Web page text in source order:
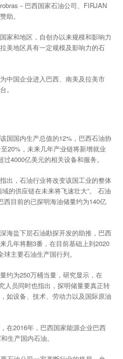
－巴西国家石油公司、FIRJAN
助。
家和地区，自创办以来规模和影响力
美地区具有一定规模及影响力的石
中国企业进入巴西、南美及拉美市
。
国国内生产总值的12%，巴西石油协
20%，未来几年产业链将新增就业
4000亿美元的相关设备和服务。
出，石油行业将改变该国工业的整体
的供应链在未来将飞速壮大”。 石油
西目前的已探明海油储量约为140亿
海盐下层石油勘探开发的助推，巴西
几年将翻3番，在目前基础上到2020
主要石油生产国行列。
约为250万桶当量，研究显示，在
人员同时也指出，探明储量要真正转
如设备、技术、劳动力以及国际原油
在2016年，巴西国家能源企业巴西
生产国内石油。